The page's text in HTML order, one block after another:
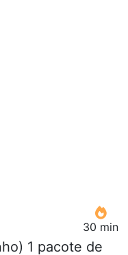
30 min
1 pacote de